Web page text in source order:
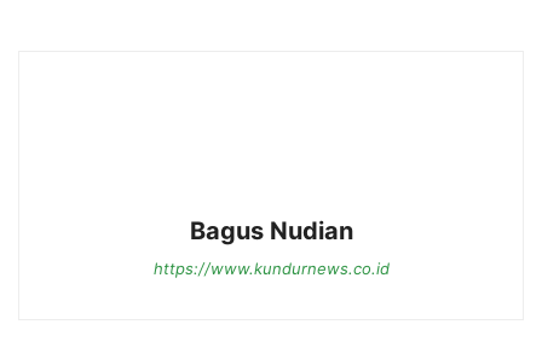
Bagus Nudian
https://www.kundurnews.co.id